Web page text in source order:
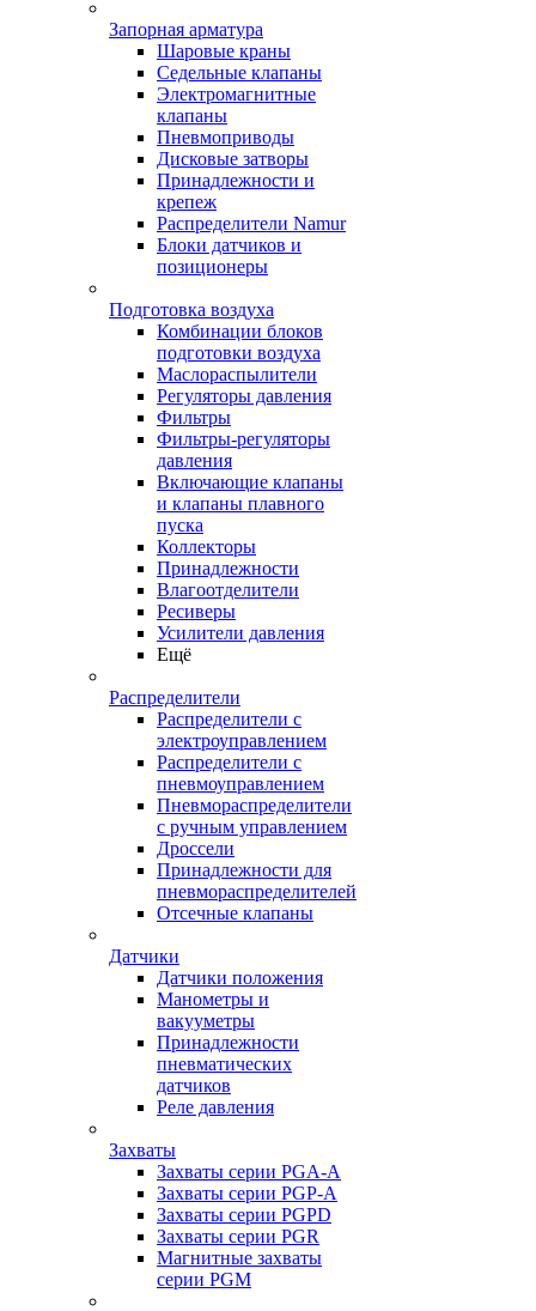
Запорная арматура
Шаровые краны
Седельные клапаны
Электромагнитные
клапаны
Пневмоприводы
Дисковые затворы
Принадлежности и
крепеж
Распределители Namur
Блоки датчиков и
позиционеры
Подготовка воздуха
Комбинации блоков
подготовки воздуха
Маслораспылители
Регуляторы давления
Фильтры
Фильтры-регуляторы
давления
Включающие клапаны
и клапаны плавного
пуска
Коллекторы
Принадлежности
Влагоотделители
Ресиверы
Усилители давления
Ещё
Распределители
Распределители с
электроуправлением
Распределители с
пневмоуправлением
Пневмораспределители
с ручным управлением
Дроссели
Принадлежности для
пневмораспределителей
Отсечные клапаны
Датчики
Датчики положения
Манометры и
вакууметры
Принадлежности
пневматических
датчиков
Реле давления
Захваты
Захваты серии PGA-A
Захваты серии PGP-A
Захваты серии PGPD
Захваты серии PGR
Магнитные захваты
серии PGM